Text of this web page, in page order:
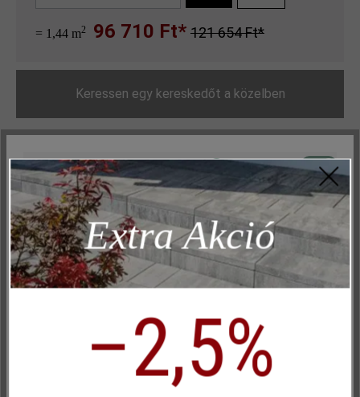
= 1,44 m2 96 710 Ft* 121 654 Ft*
Keressen egy kereskedőt a közelben
Oldal nyomtatása
Cikkszám:22984
Termékleírás
Műszakilag és működéshez szükséges Aktív
Marketing Inaktív
Elemzés Inaktív
Kényelem (weboldal működése) Inaktív
Kényelem (Google Térkép) Inaktív
Egyéni cookie elfogadása
Extra Akció
–2,5%